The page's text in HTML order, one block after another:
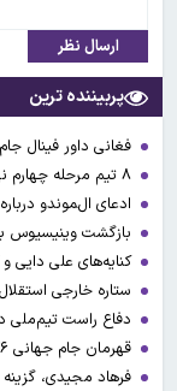
ارسال نظر
پربیننده ترین
فغانی داور فینال
ادعای ال‌‍موندو درباره فینال جام
بازگشت وینیسیوس
کنایه‌های علی دایی و
ستاره خارجی
دفاع راست تیم‌ملی
قهرمان جام جهانی ۲۰۲۶ از نگاه هوش مصنوعی / آرژانتین یا اسپانیا؟
فرهاد مجیدی،